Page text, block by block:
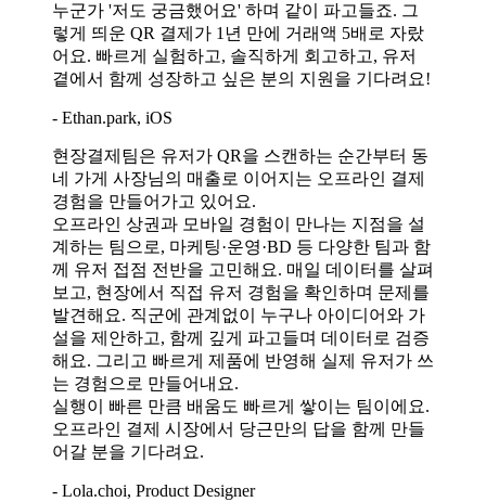
누군가 '저도 궁금했어요' 하며 같이 파고들죠. 그
렇게 띄운 QR 결제가 1년 만에 거래액 5배로 자랐
어요. 빠르게 실험하고, 솔직하게 회고하고, 유저
곁에서 함께 성장하고 싶은 분의 지원을 기다려요!
- Ethan.park, iOS
현장결제팀은 유저가 QR을 스캔하는 순간부터 동
네 가게 사장님의 매출로 이어지는 오프라인 결제
경험을 만들어가고 있어요.
오프라인 상권과 모바일 경험이 만나는 지점을 설
계하는 팀으로, 마케팅·운영·BD 등 다양한 팀과 함
께 유저 접점 전반을 고민해요. 매일 데이터를 살펴
보고, 현장에서 직접 유저 경험을 확인하며 문제를
발견해요. 직군에 관계없이 누구나 아이디어와 가
설을 제안하고, 함께 깊게 파고들며 데이터로 검증
해요. 그리고 빠르게 제품에 반영해 실제 유저가 쓰
는 경험으로 만들어내요.
실행이 빠른 만큼 배움도 빠르게 쌓이는 팀이에요.
오프라인 결제 시장에서 당근만의 답을 함께 만들
어갈 분을 기다려요.
- Lola.choi, Product Designer